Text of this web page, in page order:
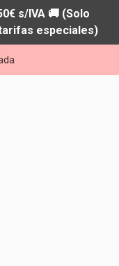
s/IVA 🚚 (Solo
especiales)